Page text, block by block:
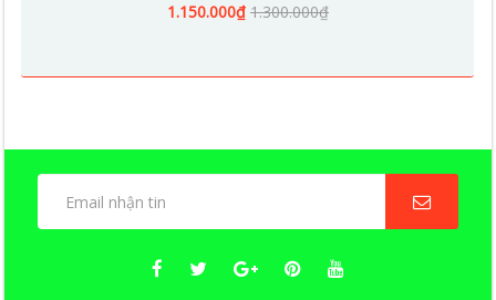
1.150.000₫ 1.300.000₫